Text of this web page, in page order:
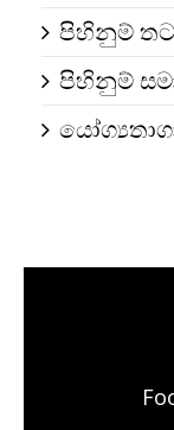
පිහිනුම්
පිහිනුම්